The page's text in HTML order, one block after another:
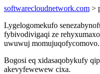
softwarecloudnetwork.com >
Lygelogomekufo
fybivodivigaqi ze
uwuwuj momujuqofycomovo.
Bogosi eq xidasaqobykufy
akevyfewewew cixa.